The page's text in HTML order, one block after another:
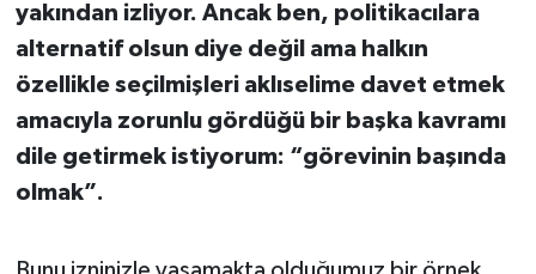
yakından izliyor. Ancak ben, politikacılara
alternatif olsun diye değil ama halkın
özellikle seçilmişleri aklıselime davet etmek
amacıyla zorunlu gördüğü bir başka kavramı
dile getirmek istiyorum: “görevinin başında
olmak”.
KENT GÜNDEMİ
Kepsut
KÜLTÜR-SANAT